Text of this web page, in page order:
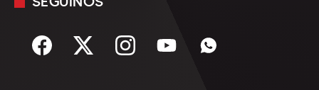
Sociedad
Mediakit
Términos y condiciones